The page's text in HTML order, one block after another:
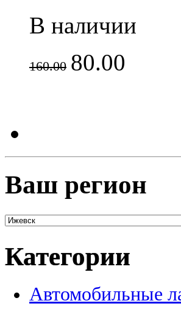
В наличии
160.00 80.00
Ваш регион
Категории
Автомобильные